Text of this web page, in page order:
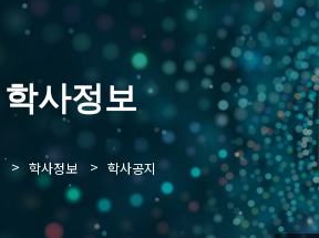
학사정보
> 학사정보 > 학사공지